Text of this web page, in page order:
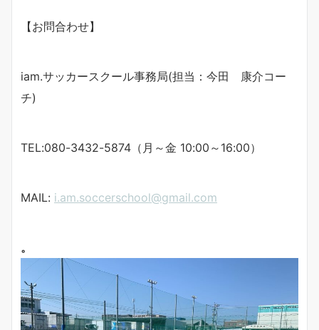
【お問合わせ】
iam.サッカースクール事務局(担当：今田 康介コー
チ)
TEL:080-3432-5874（月～金 10:00～16:00）
MAIL: i.am.soccerschool@gmail.com
。